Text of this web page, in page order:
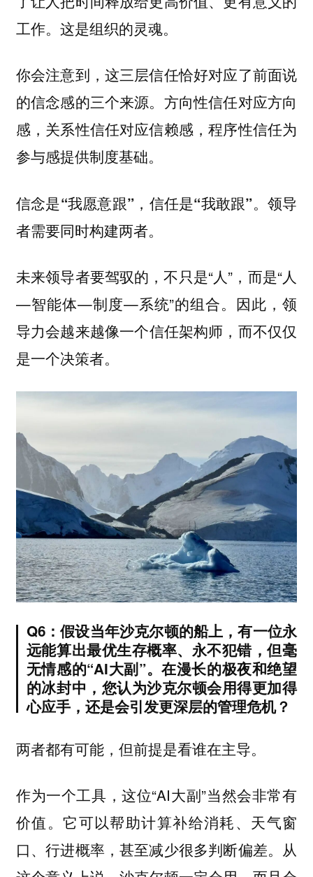
工作。这是组织的灵魂。
你会注意到，这三层信任恰好对应了前面说
的信念感的三个来源。方向性信任对应方向
感，关系性信任对应信赖感，程序性信任为
参与感提供制度基础。
信念是“我愿意跟”，信任是“我敢跟”。领导
者需要同时构建两者。
未来领导者要驾驭的，不只是“人”，而是“人
—智能体—制度—系统”的组合。因此，领
导力会越来越像一个信任架构师 ，而不仅仅
是一个决策者。
Q6：假设当年沙克尔顿的船上，有一位永
远能算出最优生存概率、永不犯错，但毫
无情感的“AI大副”。在漫长的极夜和绝望
的冰封中，您认为沙克尔顿会用得更加得
心应手，还是会引发更深层的管理危机？
两者都有可能，但前提是看谁在主导。
作为一个工具，这位“AI大副”当然会非常有
价值。它可以帮助计算补给消耗、天气窗
口、行进概率，甚至减少很多判断偏差。从